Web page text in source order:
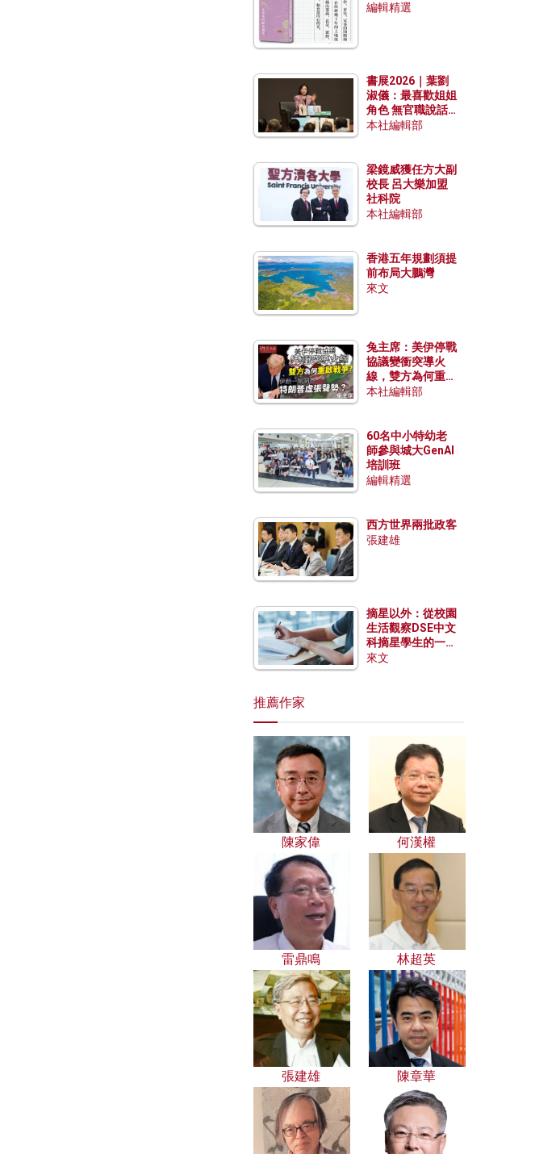
編輯精選
書展2026｜葉劉
淑儀：最喜歡姐姐
角色 無官職說話
包袱少
本社編輯部
梁鏡威獲任方大副
校長 呂大樂加盟
社科院
本社編輯部
香港五年規劃須提
前布局大鵬灣
來文
兔主席：美伊停戰
協議變衝突導火
線，雙方為何重啟
戰爭？伊朗一早洞
本社編輯部
60名中小特幼老
師參與城大GenAI
培訓班
編輯精選
西方世界兩批政客
張建雄
摘星以外：從校園
生活觀察DSE中文
科摘星學生的一點
特質
來文
推薦作家
陳家偉 何漢權
雷鼎鳴 林超英
張建雄 陳章華